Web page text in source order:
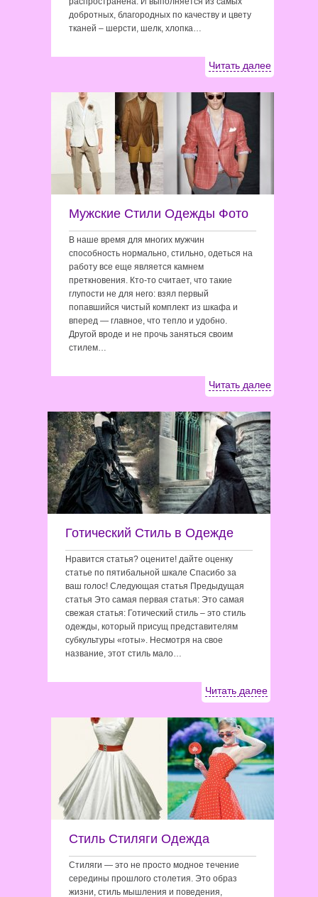
добротных, благородных по качеству и цвету
тканей – шерсти, шелк, хлопка…
Читать далее
Мужские Стили Одежды Фото
В наше время для многих мужчин
способность нормально, стильно, одеться на
работу все еще является камнем
преткновения. Кто-то считает, что такие
глупости не для него: взял первый
попавшийся чистый комплект из шкафа и
вперед — главное, что тепло и удобно.
Другой вроде и не прочь заняться своим
стилем…
Читать далее
Готический Стиль в Одежде
Нравится статья? оцените! дайте оценку
статье по пятибальной шкале Спасибо за
ваш голос! Следующая статья Предыдущая
статья Это самая первая статья: Это самая
свежая статья: Готический стиль – это стиль
одежды, который присущ представителям
субкультуры «готы». Несмотря на свое
название, этот стиль мало…
Читать далее
Стиль Стиляги Одежда
Стиляги — это не просто модное течение
середины прошлого столетия. Это образ
жизни, стиль мышления и поведения,